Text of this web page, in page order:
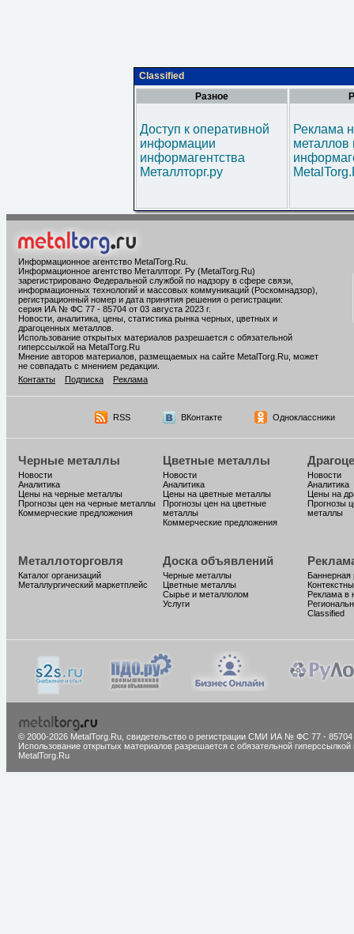
Classified
Разное
Доступ к оперативной
информации
информагентства
Металлторг.ру
Реклама
металлов
Информационное агентство MetalTorg.Ru
Информационное агентство Металлторг. Ру (MetalTorg.Ru)
зарегистрировано Федеральной службой по надзору в сфере связи,
информационных технологий и массовых коммуникаций (Роскомнадзор),
регистрационный номер и дата принятия решения о регистрации:
серия ИА № ФС 77 - 85704 от 03 августа 2023 г.
Новости, аналитика, цены, статистика рынка черных, цветных и
драгоценных металлов.
Использование открытых материалов разрешается с обязательной
гиперссылкой на MetalTorg.Ru
Мнение авторов материалов, размещаемых на сайте MetalTorg.Ru, может
не совпадать с мнением редакции.
Контакты
Подписка Реклама
RSS ВКонтакте Одноклассники
Черные металлы
Новости
Аналитика
Цены на черные металлы
Прогнозы цен на черные металлы
Коммерческие предложения
Цветные металлы
Новости
Аналитика
Цены на цветные металлы
Прогнозы цен на цветные
металлы
Коммерческие предложения
Новости
Аналитика
Цены на
Прогнозы
металлы
Металлоторговля
Каталог организаций
Металлургический маркетплейс
Доска объявлений
Черные металлы
Цветные металлы
Сырье и металлолом
Услуги
Баннерная
Реклама в
Classified
© 2000-2026 MetalTorg.Ru, cвидетельство о регистрации СМИ ИА № ФС 77 - 85704
Использование открытых материалов разрешается с обязательной гиперссылкой
MetalTorg.Ru